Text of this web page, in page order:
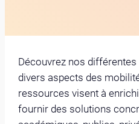
Découvrez nos
divers aspects des
ressources visent à
fournir des solutions